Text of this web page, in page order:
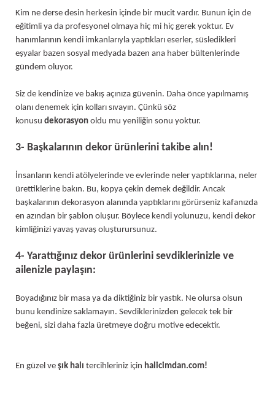
Kim ne derse desin herkesin içinde bir mucit vardır. Bunun için de
eğitimli ya da profesyonel olmaya hiç mi hiç gerek yoktur. Ev
hanımlarının kendi imkanlarıyla yaptıkları eserler, süsledikleri
eşyalar bazen sosyal medyada bazen ana haber bültenlerinde
gündem oluyor.
Siz de kendinize ve bakış açınıza güvenin. Daha önce yapılmamış
olanı denemek için kolları sıvayın. Çünkü söz
konusu dekorasyon oldu mu yeniliğin sonu yoktur.
3- Başkalarının dekor ürünlerini takibe alın!
İnsanların kendi atölyelerinde ve evlerinde neler yaptıklarına, neler
ürettiklerine bakın. Bu, kopya çekin demek değildir. Ancak
başkalarının dekorasyon alanında yaptıklarını görürseniz kafanızda
en azından bir şablon oluşur. Böylece kendi yolunuzu, kendi dekor
kimliğinizi yavaş yavaş oluşturursunuz.
4- Yarattığınız dekor ürünlerini sevdiklerinizle ve
ailenizle paylaşın:
Boyadığınız bir masa ya da diktiğiniz bir yastık. Ne olursa olsun
bunu kendinize saklamayın. Sevdiklerinizden gelecek tek bir
beğeni, sizi daha fazla üretmeye doğru motive edecektir.
En güzel ve şık halı tercihleriniz için halicimdan.com!